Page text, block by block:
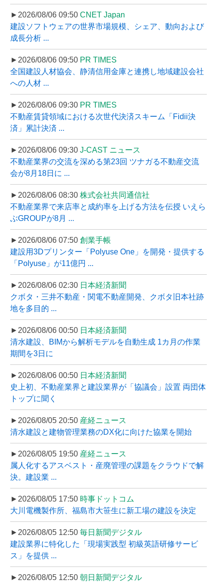
►2026/08/06 09:50 CNET Japan
建設ソフトウェアの世界市場規模、シェア、動向および
成長分析 ...
►2026/08/06 09:50 PR TIMES
全国建設人材協会、静清信用金庫と連携し地域建設会社
への人材 ...
►2026/08/06 09:30 PR TIMES
不動産賃貸領域における次世代決済スキーム「Fidii決
済」累計決済 ...
►2026/08/06 09:30 J-CAST ニュース
不動産業界の交流を深める第23回 ツナガる不動産交流
会が8月18日に ...
►2026/08/06 08:30 株式会社共同通信社
不動産業界で来店率と成約率を上げる方法を伝授 いえら
ぶGROUPが8月 ...
►2026/08/06 07:50 創業手帳
建設用3Dプリンター「Polyuse One」を開発・提供する
「Polyuse」が11億円 ...
►2026/08/06 02:30 日本経済新聞
クボタ・三井不動産・関電不動産開発、クボタ旧本社跡
地を多目的 ...
►2026/08/06 00:50 日本経済新聞
清水建設、BIMから解析モデルを自動生成 1カ月の作業
期間を3日に
►2026/08/06 00:50 日本経済新聞
史上初、不動産業界と建設業界が「協議会」設置 両団体
トップに聞く
►2026/08/05 20:50 産経ニュース
清水建設と建物管理業務のDX化に向けた協業を開始
►2026/08/05 19:50 産経ニュース
属人化するアスベスト・産廃管理の課題をクラウドで解
決。建設業 ...
►2026/08/05 17:50 時事ドットコム
大川電機製作所、福島市大笹生に新工場の建設を決定
►2026/08/05 12:50 毎日新聞デジタル
建設業界に特化した「現場実践型 初級英語研修サービ
ス」を提供 ...
►2026/08/05 12:50 朝日新聞デジタル